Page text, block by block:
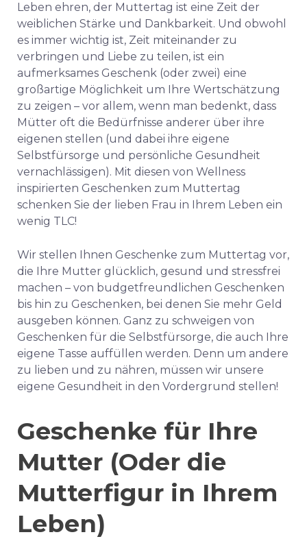
Leben ehren, der Muttertag ist eine Zeit der
weiblichen Stärke und Dankbarkeit. Und obwohl
es immer wichtig ist, Zeit miteinander zu
verbringen und Liebe zu teilen, ist ein
aufmerksames Geschenk (oder zwei) eine
großartige Möglichkeit um Ihre Wertschätzung
zu zeigen – vor allem, wenn man bedenkt, dass
Mütter oft die Bedürfnisse anderer über ihre
eigenen stellen (und dabei ihre eigene
Selbstfürsorge und persönliche Gesundheit
vernachlässigen). Mit diesen von Wellness
inspirierten Geschenken zum Muttertag
schenken Sie der lieben Frau in Ihrem Leben ein
wenig TLC!
Wir stellen Ihnen Geschenke zum Muttertag vor,
die Ihre Mutter glücklich, gesund und stressfrei
machen – von budgetfreundlichen Geschenken
bis hin zu Geschenken, bei denen Sie mehr Geld
ausgeben können. Ganz zu schweigen von
Geschenken für die Selbstfürsorge, die auch Ihre
eigene Tasse auffüllen werden. Denn um andere
zu lieben und zu nähren, müssen wir unsere
eigene Gesundheit in den Vordergrund stellen!
Geschenke für Ihre
Mutter (Oder die
Mutterfigur in Ihrem
Leben)